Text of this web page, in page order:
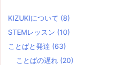
KIZUKIについて (8)
STEMレッスン (10)
ことばと発達 (63)
ことばの遅れ (20)